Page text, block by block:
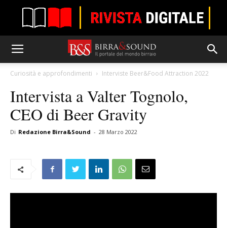
Curiosità e approfondimenti Interviste Beer&Food Attraction 2022
Intervista a Valter Tognolo,
CEO di Beer Gravity
Di Redazione Birra&Sound - 28 Marzo 2022